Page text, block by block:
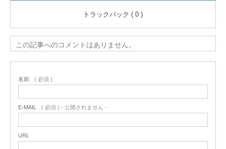
トラックバック ( 0 )
この記事へのコメントはありません。
名前 ( 必須 )
E-MAIL ( 必須 ) - 公開されません -
URL